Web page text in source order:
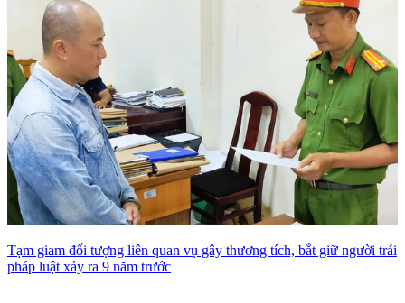
Tạm giam đối tượng liên quan vụ gây thương tích, bắt giữ người trái
pháp luật xảy ra 9 năm trước